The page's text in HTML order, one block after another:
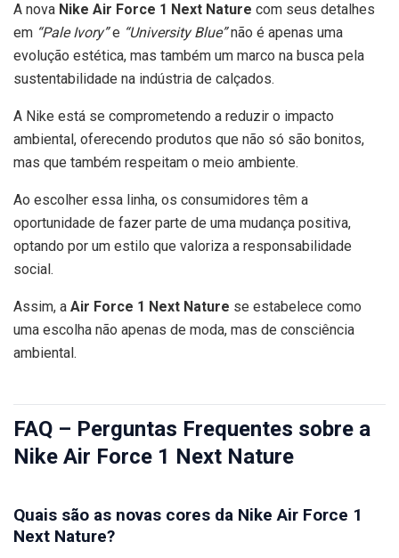
A nova Nike Air Force 1 Next Nature com seus detalhes
em “Pale Ivory”e “University Blue”não é apenas uma
evolução estética, mas também um marco na busca pela
sustentabilidade na indústria de calçados.
A Nike está se comprometendo a reduzir o impacto
ambiental, oferecendo produtos que não só são bonitos,
mas que também respeitam o meio ambiente.
Ao escolher essa linha, os consumidores têm a
oportunidade de fazer parte de uma mudança positiva,
optando por um estilo que valoriza a responsabilidade
social.
Assim, a Air Force 1 Next Nature se estabelece como
uma escolha não apenas de moda, mas de consciência
ambiental.
FAQ – Perguntas Frequentes sobre a
Nike Air Force 1 Next Nature
Quais são as novas cores da Nike Air Force 1
Next Nature?